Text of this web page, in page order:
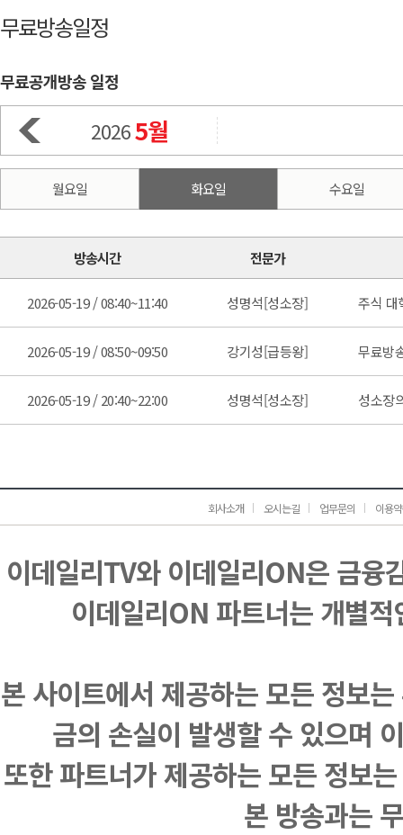
무료방송일정
무료공개방송 일정
20265월
월요일 화요일 수요일
방송시간 전문가
2026-05-19 / 08:40~11:40 성명석[성소장] 주식 대
2026-05-19 / 08:50~09:50 강기성[급등왕] 무료방
2026-05-19 / 20:40~22:00 성명석[성소장] 성소장
회사소개 오시는길 업무문의 이용
이데일리TV와 이데일리ON은 금융
이데일리ON 파트너는 개별
본 사이트에서 제공하는 모든 정보
금의 손실이 발생할 수 있으며
또한 파트너가 제공하는 모든 정보
본 방송과는